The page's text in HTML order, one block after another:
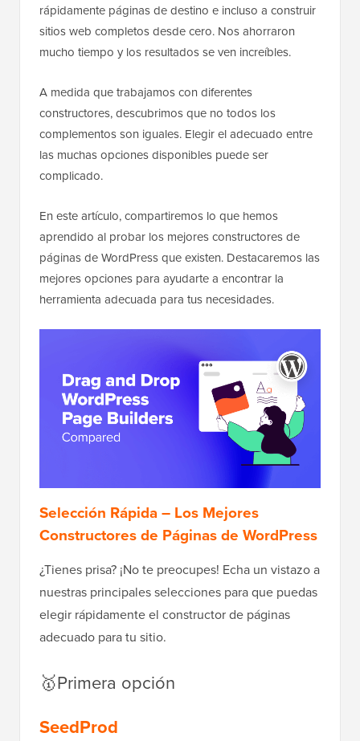
rápidamente páginas de destino e incluso a construir
sitios web completos desde cero. Nos ahorraron
mucho tiempo y los resultados se ven increíbles.
A medida que trabajamos con diferentes
constructores, descubrimos que no todos los
complementos son iguales. Elegir el adecuado entre
las muchas opciones disponibles puede ser
complicado.
En este artículo, compartiremos lo que hemos
aprendido al probar los mejores constructores de
páginas de WordPress que existen. Destacaremos las
mejores opciones para ayudarte a encontrar la
herramienta adecuada para tus necesidades.
Selección Rápida – Los Mejores
Constructores de Páginas de WordPress
¿Tienes prisa? ¡No te preocupes! Echa un vistazo a
nuestras principales selecciones para que puedas
elegir rápidamente el constructor de páginas
adecuado para tu sitio.
🥇Primera opción
SeedProd